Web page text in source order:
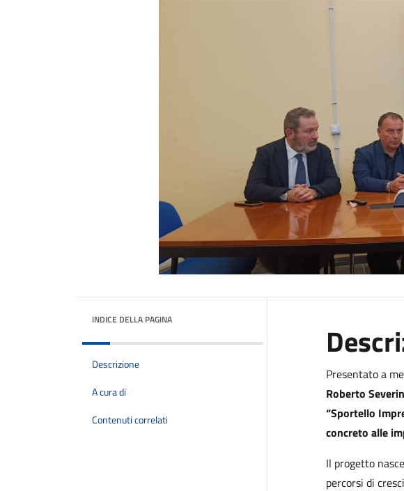
INDICE DELLA PAGINA
Descrizione
A cura di
Contenuti correlati
Presentato a
Roberto
“Sportello
concreto alle
Il progetto
percorsi di